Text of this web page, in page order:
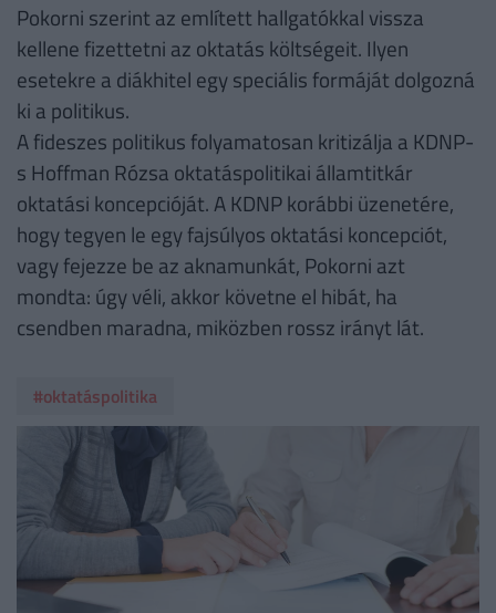
Pokorni szerint az említett hallgatókkal vissza
kellene fizettetni az oktatás költségeit. Ilyen
esetekre a diákhitel egy speciális formáját dolgozná
ki a politikus.
A fideszes politikus folyamatosan kritizálja a KDNP-
s Hoffman Rózsa oktatáspolitikai államtitkár
oktatási koncepcióját. A KDNP korábbi üzenetére,
hogy tegyen le egy fajsúlyos oktatási koncepciót,
vagy fejezze be az aknamunkát, Pokorni azt
mondta: úgy véli, akkor követne el hibát, ha
csendben maradna, miközben rossz irányt lát.
#oktatáspolitika